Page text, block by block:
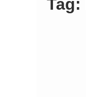
Tag: